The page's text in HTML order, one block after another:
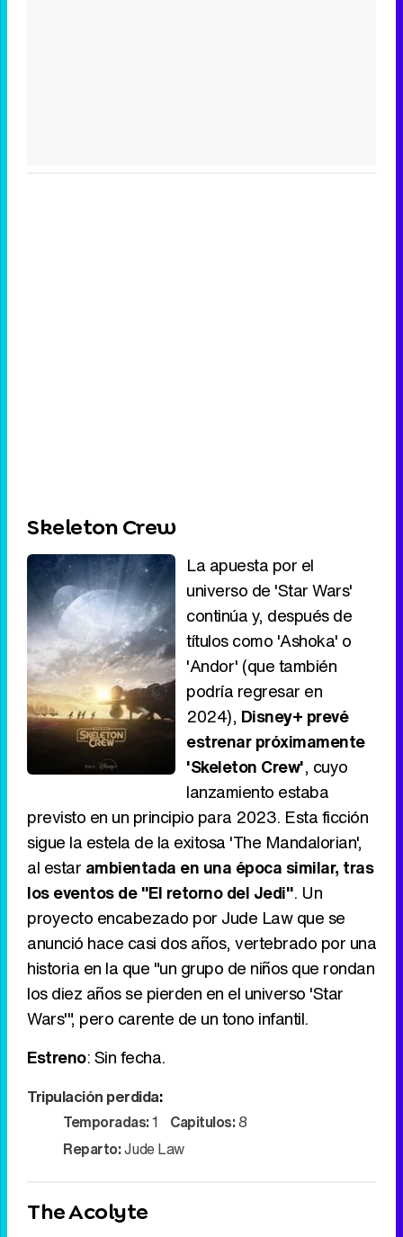
Skeleton Crew
La apuesta por el
universo de 'Star Wars'
continúa y, después de
títulos como 'Ashoka' o
'Andor' (que también
podría regresar en
2024), Disney+ prevé
estrenar próximamente
'Skeleton Crew', cuyo
lanzamiento estaba
previsto en un principio para 2023. Esta ficción
sigue la estela de la exitosa 'The Mandalorian',
al estar ambientada en una época similar, tras
los eventos de "El retorno del Jedi". Un
proyecto encabezado por Jude Law que se
anunció hace casi dos años, vertebrado por una
historia en la que "un grupo de niños que rondan
los diez años se pierden en el universo 'Star
Wars'", pero carente de un tono infantil.
Estreno: Sin fecha.
Tripulación perdida:
Temporadas:1 Capitulos:8
Reparto:Jude Law
The Acolyte